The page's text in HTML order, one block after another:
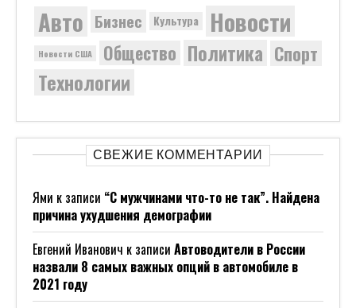
Авто Бизнес Культура Новости
Новости США Общество Политика Спорт
Технологии
СВЕЖИЕ КОММЕНТАРИИ
Ями к записи “С мужчинами что-то не так”. Найдена
причина ухудшения демографии
Евгений Иванович к записи Автоводители в России
назвали 8 самых важных опций в автомобиле в
2021 году